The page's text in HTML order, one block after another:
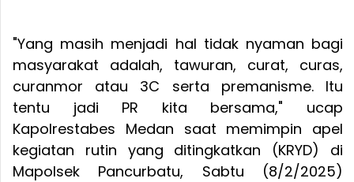
"Yang masih menjadi hal tidak nyaman bagi
masyarakat adalah, tawuran, curat, curas,
curanmor atau 3C serta premanisme. Itu
tentu jadi PR kita bersama," ucap
Kapolrestabes Medan saat memimpin apel
kegiatan rutin yang ditingkatkan (KRYD) di
Mapolsek Pancurbatu, Sabtu (8/2/2025)